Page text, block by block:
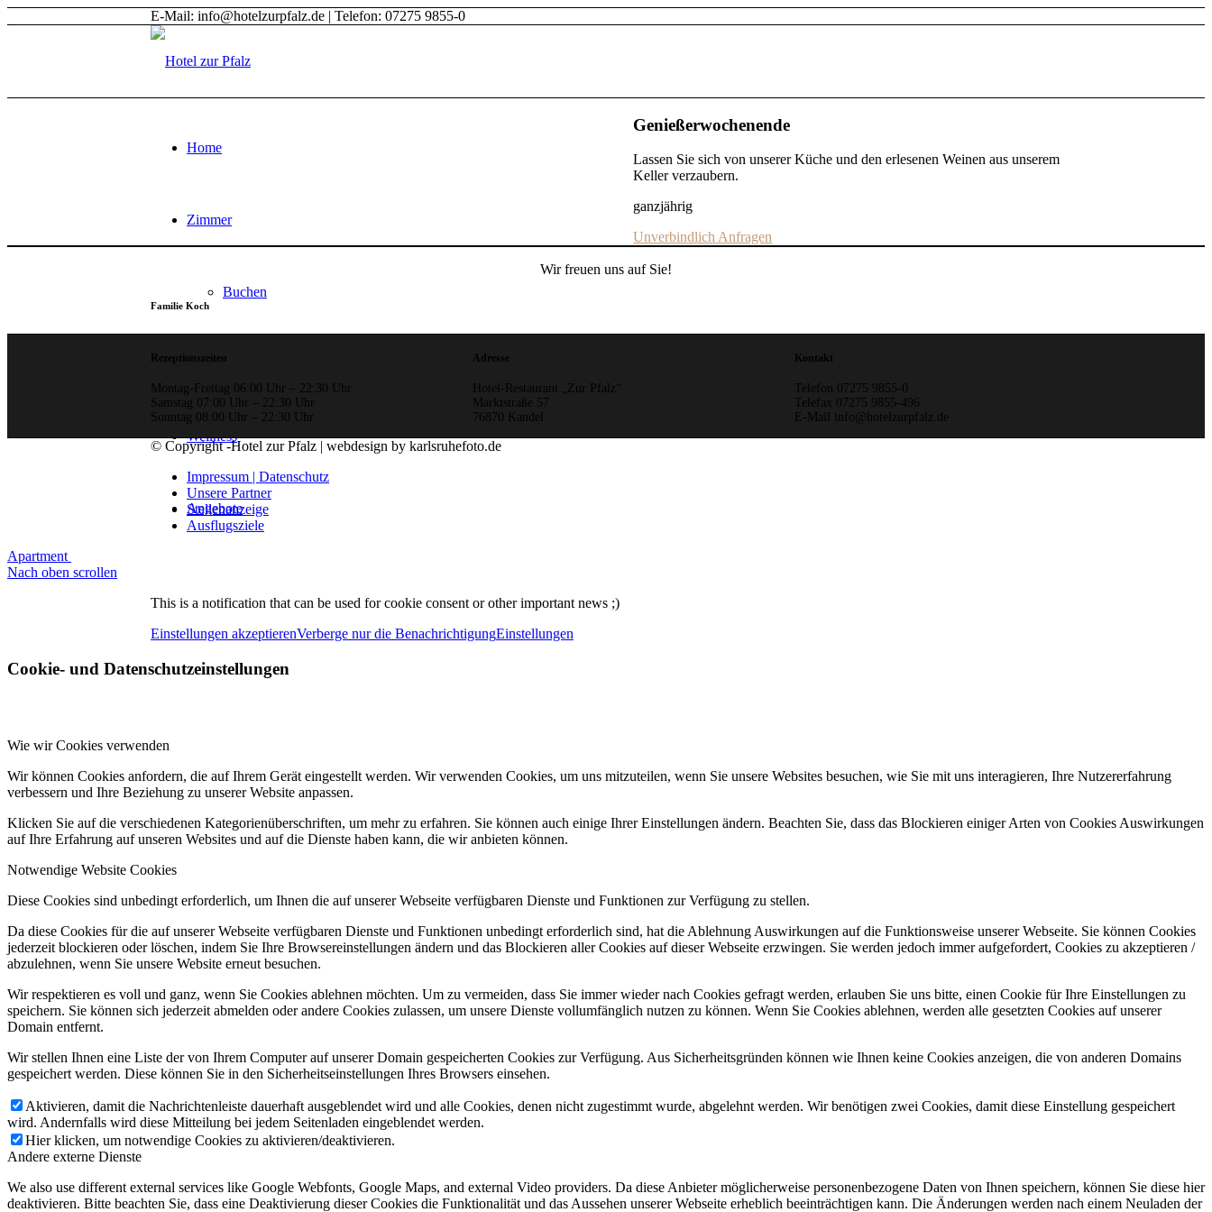
E-Mail: info@hotelzurpfalz.de | Telefon: 07275 9855-0
Home
Zimmer
Buchen
Tagungen
Wellness
Angebote
Genießerwochenende
Lassen Sie sich von unserer Küche und den erlesenen Weinen aus unserem
Keller verzaubern.
ganzjährig
Unverbindlich Anfragen
Wir freuen uns auf Sie!
Familie Koch
Rezeptionszeiten
Montag-Freitag 06:00 Uhr – 22:30 Uhr
Samstag 07:00 Uhr – 22:30 Uhr
Sonntag 08:00 Uhr – 22:30 Uhr
Adresse
Hotel-Restaurant „Zur Pfalz“
Marktstraße 57
76870 Kandel
Kontakt
Telefon 07275 9855-0
Telefax 07275 9855-496
E-Mail info@hotelzurpfalz.de
© Copyright -Hotel zur Pfalz | webdesign by karlsruhefoto.de
Impressum | Datenschutz
Unsere Partner
Stellenanzeige
Ausflugsziele
Apartment
Nach oben scrollen
This is a notification that can be used for cookie consent or other important news ;)
Einstellungen akzeptierenVerberge nur die BenachrichtigungEinstellungen
Cookie- und Datenschutzeinstellungen
Wie wir Cookies verwenden
Wir können Cookies anfordern, die auf Ihrem Gerät eingestellt werden. Wir verwenden Cookies, um uns mitzuteilen, wenn Sie unsere Websites besuchen, wie Sie mit uns interagieren, Ihre Nutzererfahrung
verbessern und Ihre Beziehung zu unserer Website anpassen.
Klicken Sie auf die verschiedenen Kategorienüberschriften, um mehr zu erfahren. Sie können auch einige Ihrer Einstellungen ändern. Beachten Sie, dass das Blockieren einiger Arten von Cookies Auswirkungen
auf Ihre Erfahrung auf unseren Websites und auf die Dienste haben kann, die wir anbieten können.
Notwendige Website Cookies
Diese Cookies sind unbedingt erforderlich, um Ihnen die auf unserer Webseite verfügbaren Dienste und Funktionen zur Verfügung zu stellen.
Da diese Cookies für die auf unserer Webseite verfügbaren Dienste und Funktionen unbedingt erforderlich sind, hat die Ablehnung Auswirkungen auf die Funktionsweise unserer Webseite. Sie können Cookies
jederzeit blockieren oder löschen, indem Sie Ihre Browsereinstellungen ändern und das Blockieren aller Cookies auf dieser Webseite erzwingen. Sie werden jedoch immer aufgefordert, Cookies zu akzeptieren /
abzulehnen, wenn Sie unsere Website erneut besuchen.
Wir respektieren es voll und ganz, wenn Sie Cookies ablehnen möchten. Um zu vermeiden, dass Sie immer wieder nach Cookies gefragt werden, erlauben Sie uns bitte, einen Cookie für Ihre Einstellungen zu
speichern. Sie können sich jederzeit abmelden oder andere Cookies zulassen, um unsere Dienste vollumfänglich nutzen zu können. Wenn Sie Cookies ablehnen, werden alle gesetzten Cookies auf unserer
Domain entfernt.
Wir stellen Ihnen eine Liste der von Ihrem Computer auf unserer Domain gespeicherten Cookies zur Verfügung. Aus Sicherheitsgründen können wie Ihnen keine Cookies anzeigen, die von anderen Domains
gespeichert werden. Diese können Sie in den Sicherheitseinstellungen Ihres Browsers einsehen.
Aktivieren, damit die Nachrichtenleiste dauerhaft ausgeblendet wird und alle Cookies, denen nicht zugestimmt wurde, abgelehnt werden. Wir benötigen zwei Cookies, damit diese Einstellung gespeichert
wird. Andernfalls wird diese Mitteilung bei jedem Seitenladen eingeblendet werden.
Hier klicken, um notwendige Cookies zu aktivieren/deaktivieren.
Andere externe Dienste
We also use different external services like Google Webfonts, Google Maps, and external Video providers. Da diese Anbieter möglicherweise personenbezogene Daten von Ihnen speichern, können Sie diese hier
deaktivieren. Bitte beachten Sie, dass eine Deaktivierung dieser Cookies die Funktionalität und das Aussehen unserer Webseite erheblich beeinträchtigen kann. Die Änderungen werden nach einem Neuladen der